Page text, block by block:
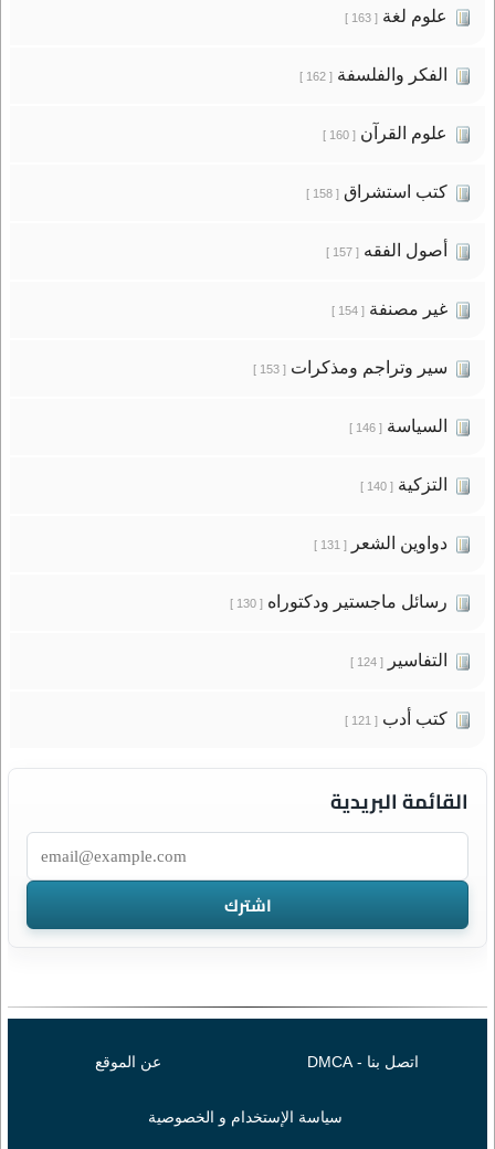
علوم لغة[ 163 ]
الفكر والفلسفة[ 162 ]
علوم القرآن[ 160 ]
كتب استشراق[ 158 ]
أصول الفقه[ 157 ]
غير مصنفة[ 154 ]
سير وتراجم ومذكرات[ 153 ]
السياسة[ 146 ]
التزكية[ 140 ]
دواوين الشعر[ 131 ]
رسائل ماجستير ودكتوراه[ 130 ]
التفاسير[ 124 ]
كتب أدب[ 121 ]
القائمة البريدية
اتصل بنا - DMCA عن الموقع
سياسة الإستخدام و الخصوصية